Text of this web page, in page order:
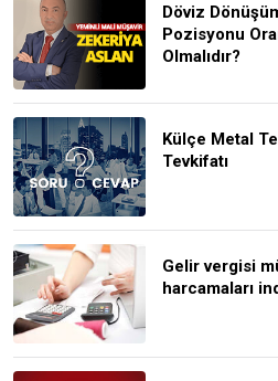
Döviz
Pozisyonu
Olmalıdır?
Külçe Metal
Tevkifatı
Gelir vergisi
harcamaları